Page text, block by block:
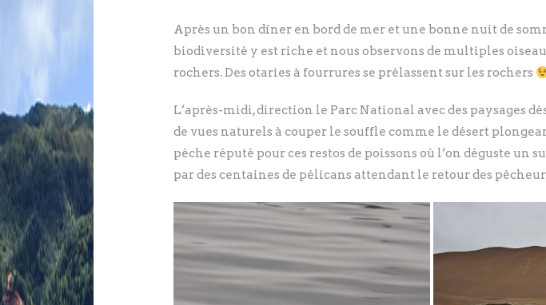
Après un bon dîner en bord de mer et une bonne nuit de
biodiversité y est riche et nous observons de multiples
rochers. Des otaries à fourrures se prélassent sur les rochers
L’après-midi, direction le Parc National avec des paysages
de vues naturels à couper le souffle comme le désert
pêche réputé pour ces restos de poissons où l’on déguste
par des centaines de pélicans attendant le retour des